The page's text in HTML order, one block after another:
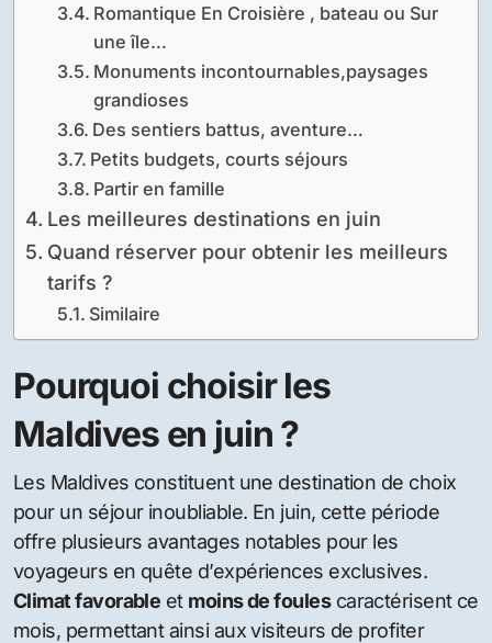
Romantique En Croisière , bateau ou Sur
une île…
Monuments incontournables,paysages
grandioses
Des sentiers battus, aventure…
Petits budgets, courts séjours
Partir en famille
Les meilleures destinations en juin
Quand réserver pour obtenir les meilleurs
tarifs ?
Similaire
Pourquoi choisir les
Maldives en juin ?
Les Maldives constituent une destination de choix
pour un séjour inoubliable. En juin, cette période
offre plusieurs avantages notables pour les
voyageurs en quête d’expériences exclusives.
Climat favorable et moins de foulescaractérisent ce
mois, permettant ainsi aux visiteurs de profiter